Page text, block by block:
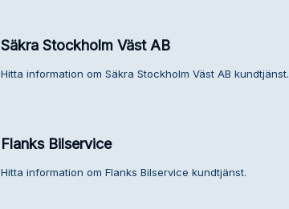
Säkra Stockholm Väst AB
Hitta information om Säkra Stockholm Väst AB kundtjänst.
Flanks Bilservice
Hitta information om Flanks Bilservice kundtjänst.